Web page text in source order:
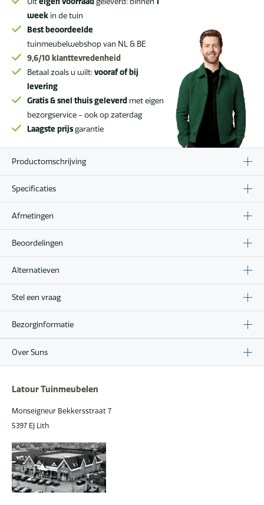
week in de tuin
Best beoordeelde
tuinmeubelwebshop van NL & BE
9,6/10 klanttevredenheid
Betaal zoals u wilt: vooraf of bij
levering
Gratis & snel thuis geleverd met eigen
bezorgservice - ook op zaterdag
Laagste prijsgarantie
Productomschrijving
Specificaties
Afmetingen
Beoordelingen
Alternatieven
Stel een vraag
Bezorginformatie
Over Suns
Latour Tuinmeubelen
Monseigneur Bekkersstraat 7
5397 EJ Lith